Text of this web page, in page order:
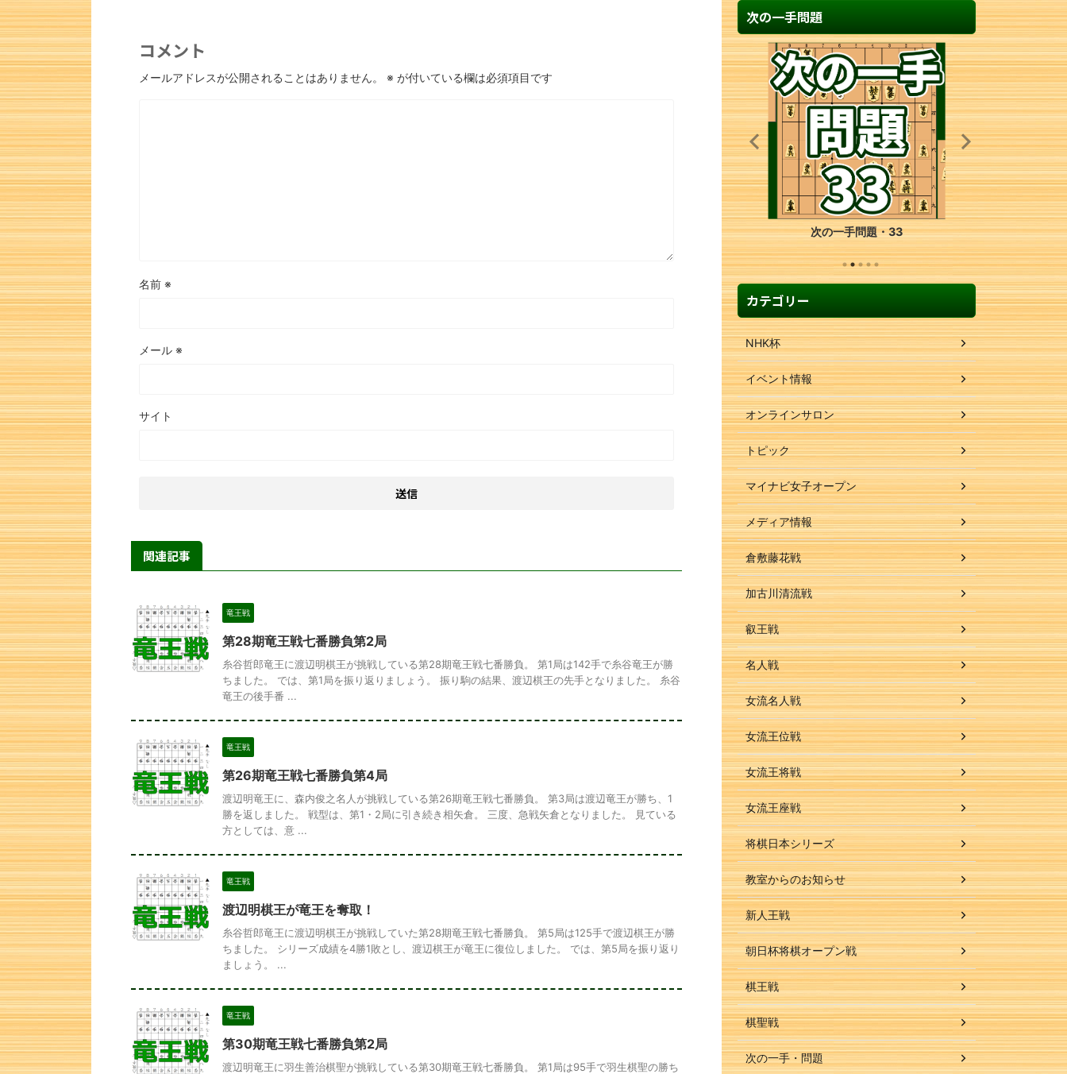
コメント
メールアドレスが公開されることはありません。 ※ が付いている欄は必須項目です
名前 ※
メール ※
サイト
関連記事
竜王戦
第28期竜王戦七番勝負第2局
糸谷哲郎竜王に渡辺明棋王が挑戦している第28期竜王戦七番勝負。 第1局は142手で糸谷竜王が勝
ちました。 では、第1局を振り返りましょう。 振り駒の結果、渡辺棋王の先手となりました。 糸谷
竜王の後手番 ...
竜王戦
第26期竜王戦七番勝負第4局
渡辺明竜王に、森内俊之名人が挑戦している第26期竜王戦七番勝負。 第3局は渡辺竜王が勝ち、1
勝を返しました。 戦型は、第1・2局に引き続き相矢倉。 三度、急戦矢倉となりました。 見ている
方としては、意 ...
竜王戦
渡辺明棋王が竜王を奪取！
糸谷哲郎竜王に渡辺明棋王が挑戦していた第28期竜王戦七番勝負。 第5局は125手で渡辺棋王が勝
ちました。 シリーズ成績を4勝1敗とし、渡辺棋王が竜王に復位しました。 では、第5局を振り返り
ましょう。 ...
竜王戦
第30期竜王戦七番勝負第2局
渡辺明竜王に羽生善治棋聖が挑戦している第30期竜王戦七番勝負。 第1局は95手で羽生棋聖の勝ち
次の一手問題
次の一手問題・33 次の一手問題・17
カテゴリー
NHK杯
イベント情報
オンラインサロン
トピック
マイナビ女子オープン
メディア情報
倉敷藤花戦
加古川清流戦
叡王戦
名人戦
女流名人戦
女流王位戦
女流王将戦
女流王座戦
将棋日本シリーズ
教室からのお知らせ
新人王戦
朝日杯将棋オープン戦
棋王戦
棋聖戦
次の一手・問題